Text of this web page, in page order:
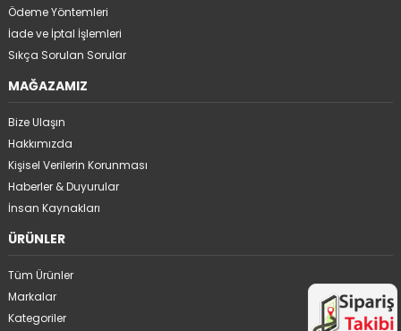
Ödeme Yöntemleri
İade ve İptal İşlemleri
Sıkça Sorulan Sorular
MAĞAZAMIZ
Bize Ulaşın
Hakkımızda
Kişisel Verilerin Korunması
Haberler & Duyurular
İnsan Kaynakları
ÜRÜNLER
Tüm Ürünler
Markalar
Kategoriler